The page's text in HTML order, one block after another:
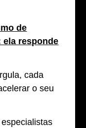
de
ela responde
cada
o seu